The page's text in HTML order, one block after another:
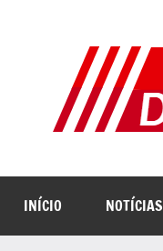
INÍCIO NOTÍCIAS